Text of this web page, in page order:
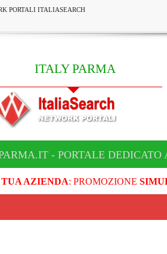
PORTALI ITALIASEARCH
ITALY PARMA
- PORTALE DEDICATO
AZIENDA: PROMOZIONE